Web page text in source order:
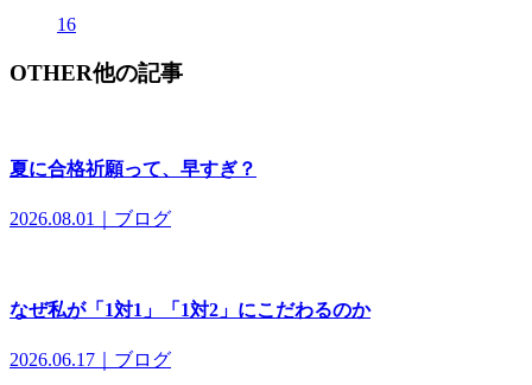
16
OTHER他の記事
夏に合格祈願って、早すぎ？
2026.08.01｜ブログ
なぜ私が「1対1」「1対2」にこだわるのか
2026.06.17｜ブログ